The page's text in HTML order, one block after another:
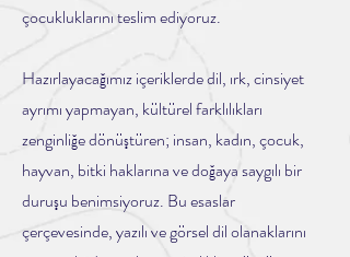
çocukluklarını teslim ediyoruz.
Hazırlayacağımız içeriklerde dil, ırk, cinsiyet
ayrımı yapmayan, kültürel farklılıkları
zenginliğe dönüştüren; insan, kadın, çocuk,
hayvan, bitki haklarına ve doğaya saygılı bir
duruşu benimsiyoruz. Bu esaslar
çerçevesinde, yazılı ve görsel dil olanaklarını